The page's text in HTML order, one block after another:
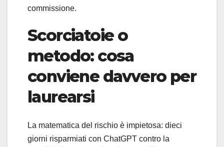
commissione.
Scorciatoie o
metodo: cosa
conviene davvero per
laurearsi
La matematica del rischio è impietosa: dieci
giorni risparmiati con ChatGPT contro la